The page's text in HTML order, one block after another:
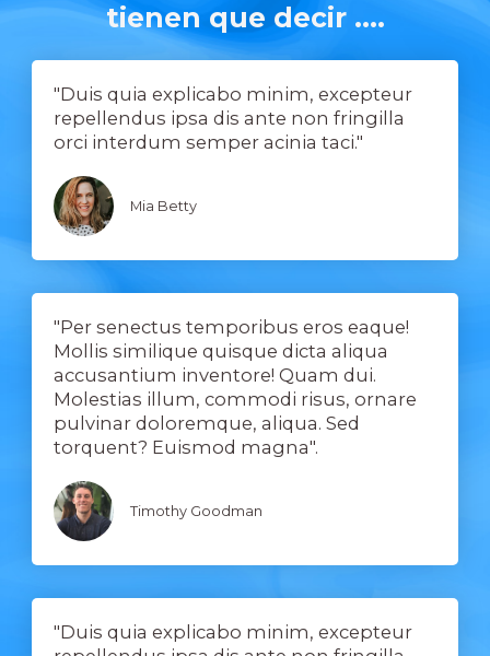
tienen que decir ....
"Duis quia explicabo minim, excepteur
repellendus ipsa dis ante non fringilla
orci interdum semper acinia taci."
Mia Betty
"Per senectus temporibus eros eaque!
Mollis similique quisque dicta aliqua
accusantium inventore! Quam dui.
Molestias illum, commodi risus, ornare
pulvinar doloremque, aliqua. Sed
torquent? Euismod magna".
Timothy Goodman
"Duis quia explicabo minim, excepteur